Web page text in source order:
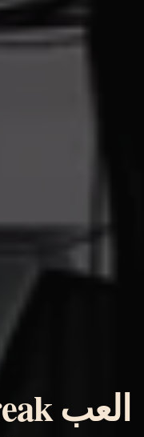
العب Fleshbreak أونلاين مجانًا